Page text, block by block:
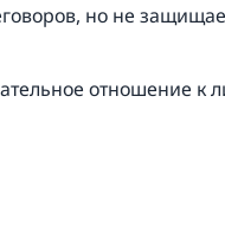
но не